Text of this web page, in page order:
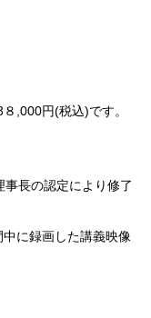
,000円(税込)です。
長の認定により修了
に録画した講義映像